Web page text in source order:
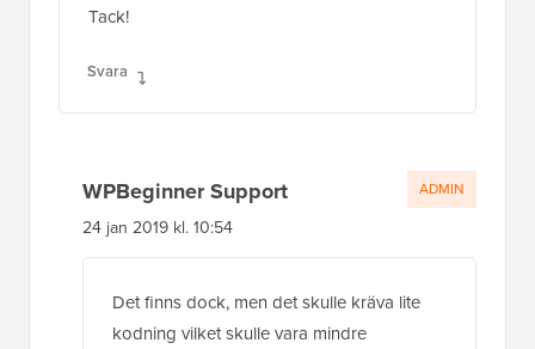
Tack!
Svara
WPBeginner Support
24 jan 2019 kl. 10:54
Det finns dock, men det skulle kräva lite
kodning vilket skulle vara mindre
ADMIN